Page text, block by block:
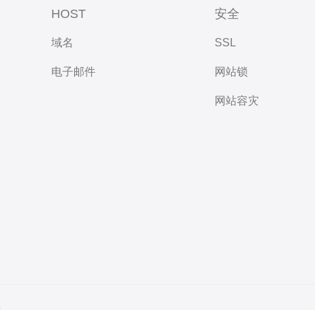
HOST
域名
电子邮件
安全
SSL
网站锁
网站容灾